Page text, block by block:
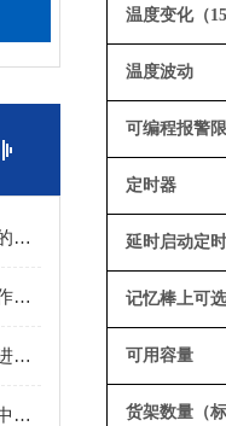
台式蒸汽灭菌柜在实验室中的重要性
蒸汽灭菌柜的设计要求与操作规范
台式蒸汽灭菌柜使用后如何进行清洁和维护？
蒸汽灭菌柜在哪些应用场景中最为常见？
温度变化（
温度波动
可编程报警
定时器
延时启动定
记忆棒上可
可用容量
货架数量（